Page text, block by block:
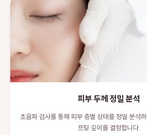
피부 두께 정밀 분석
초음파 검사를 통해 피부 층별 상태를 정밀 분석
프팅 깊이를 결정합니다.